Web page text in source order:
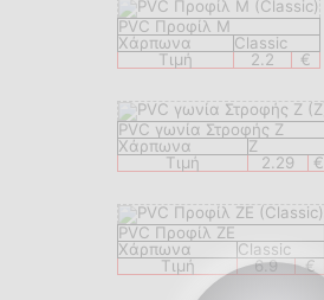
PVC Προφίλ M
Χάρπωνα
Classic
Τιμή
2.2 €
PVC γωνία Στροφής Z
Χάρπωνα
Z
Τιμή
2.29 €
PVC Προφίλ ΖΕ
Χάρπωνα
Classic
Τιμή
6.9 €